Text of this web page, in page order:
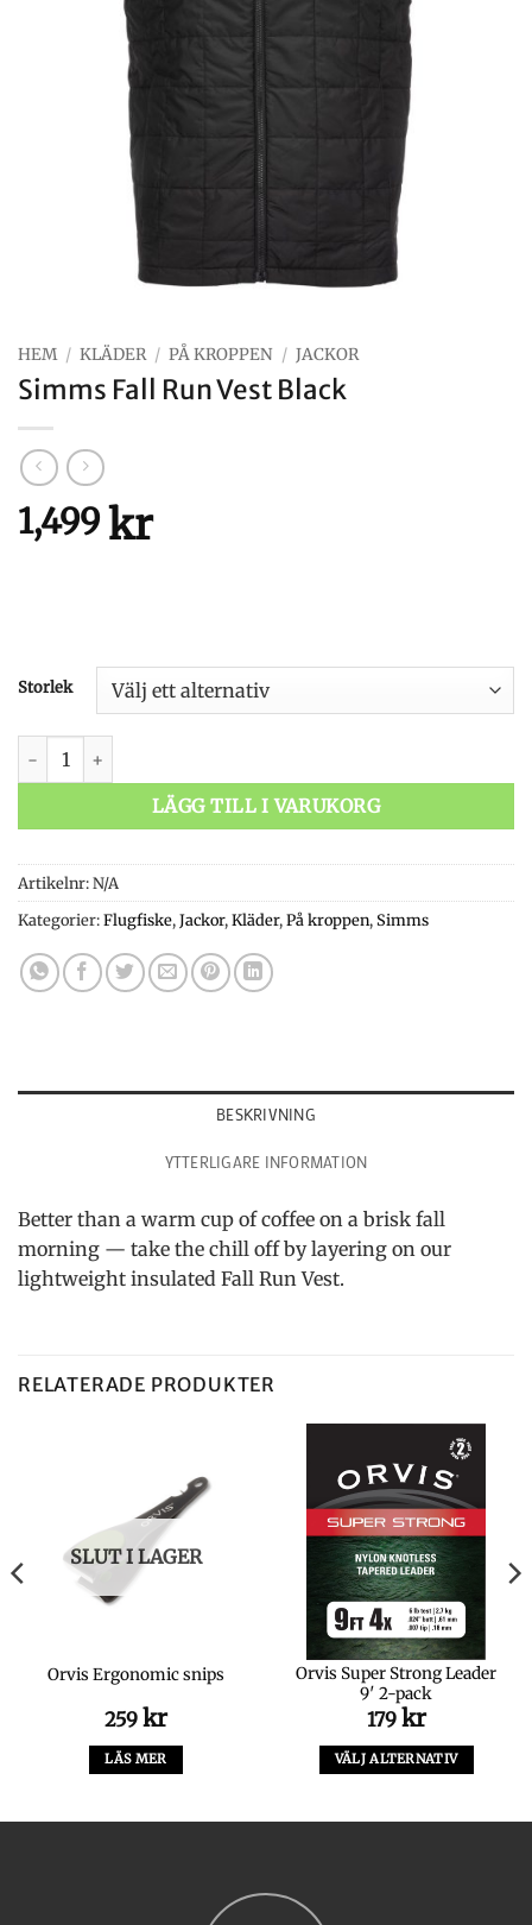
HEM / KLÄDER / PÅ KROPPEN / JACKOR
Simms Fall Run Vest Black
1,499kr
Storlek
Simms Fall Run Vest Black mängd
LÄGG TILL I VARUKORG
Artikelnr:N/A
Kategorier:Flugfiske,Jackor,Kläder,På kroppen,Simms
BESKRIVNING
YTTERLIGARE INFORMATION
Better than a warm cup of coffee on a brisk fall
morning — take the chill off by layering on our
lightweight insulated Fall Run Vest.
RELATERADE PRODUKTER
SLUT I LAGER
Orvis Ergonomic snips
259 kr
LÄS MER
Orvis Super Strong Leader
9′ 2-pack
179 kr
VÄLJ ALTERNATIV